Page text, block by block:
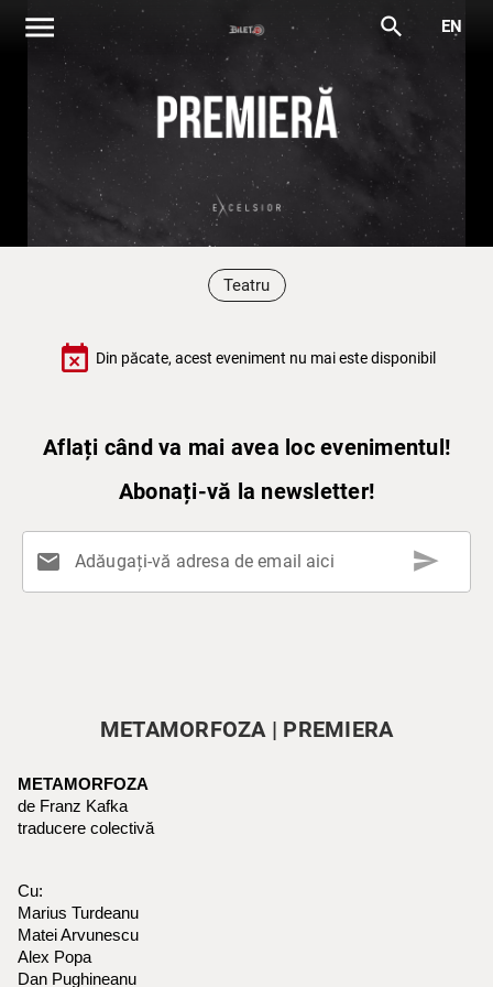
menu search EN
Teatru
event_busy Din păcate, acest eveniment nu mai este disponibil
Aflați când va mai avea loc evenimentul!
Abonați-vă la newsletter!
mail Adăugați-vă adresa de email aici send
METAMORFOZA | PREMIERA
METAMORFOZA
de Franz Kafka
traducere colectivă
Cu:
Marius Turdeanu
Matei Arvunescu
Alex Popa
Dan Pughineanu